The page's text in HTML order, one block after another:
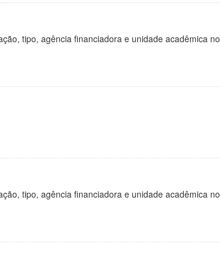
tipo, agência financiadora e unidade acadêmica no
tipo, agência financiadora e unidade acadêmica no